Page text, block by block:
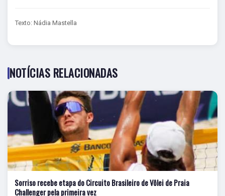
Texto: Nádia Mastella
NOTÍCIAS RELACIONADAS
Sorriso recebe etapa do Circuito Brasileiro de Vôlei de Praia
Challenger pela primeira vez